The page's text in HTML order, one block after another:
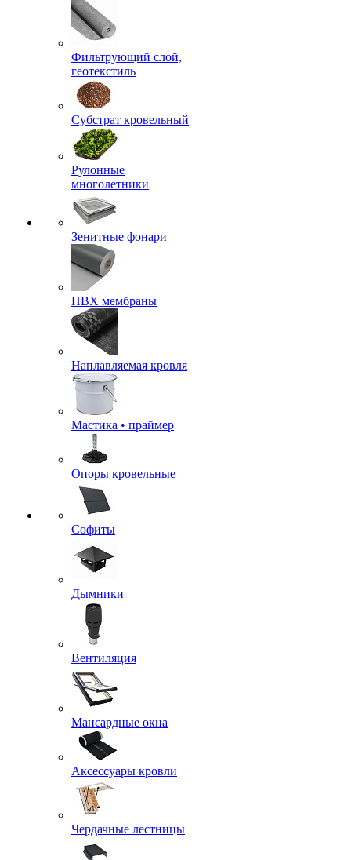
Фильтрующий слой,
геотекстиль
Субстрат кровельный
Рулонные
многолетники
Зенитные фонари
ПВХ мембраны
Наплавляемая кровля
Мастика • праймер
Опоры кровельные
Софиты
Дымники
Вентиляция
Мансардные окна
Аксессуары кровли
Чердачные лестницы